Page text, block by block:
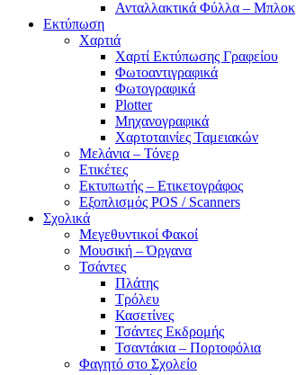
Ανταλλακτικά Φύλλα – Μπλοκ
Εκτύπωση
Χαρτιά
Χαρτί Εκτύπωσης Γραφείου
Φωτοαντιγραφικά
Φωτογραφικά
Plotter
Μηχανογραφικά
Χαρτοταινίες Ταμειακών
Μελάνια – Τόνερ
Ετικέτες
Εκτυπωτής – Ετικετογράφος
Εξοπλισμός POS / Scanners
Σχολικά
Μεγεθυντικοί Φακοί
Μουσική – Όργανα
Τσάντες
Πλάτης
Τρόλευ
Κασετίνες
Τσάντες Εκδρομής
Τσαντάκια – Πορτοφόλια
Φαγητό στο Σχολείο